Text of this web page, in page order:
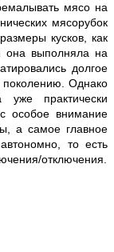
мясо на
мясорубок
кусков, как
она выполняла на
долгое
Однако
уже практически
особое внимание
а самое главное
то есть
отключения.